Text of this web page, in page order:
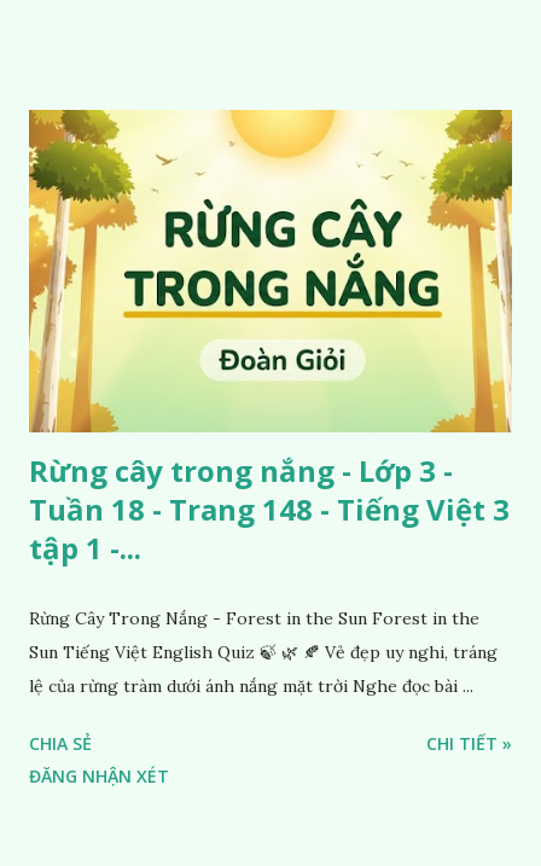
Rừng cây trong nắng - Lớp 3 -
Tuần 18 - Trang 148 - Tiếng Việt 3
tập 1 -...
Rừng Cây Trong Nắng - Forest in the Sun Forest in the
Sun Tiếng Việt English Quiz 🍃 🌿 🍂 Vẻ đẹp uy nghi, tráng
lệ của rừng tràm dưới ánh nắng mặt trời Nghe đọc bài ...
CHIA SẺ
ĐĂNG NHẬN XÉT
CHI TIẾT »